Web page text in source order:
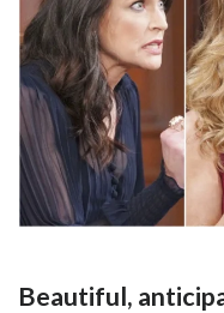
Beautiful,